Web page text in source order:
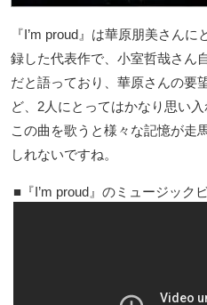
『I’m proud』は華原朋美さん
録した代表作で、小室哲哉さん
だと語っており、華原さんの要
ど、2人にとってはかなり思い
この曲を歌うと様々な記憶が走
しれないですね。
『I’m proud』のミュージック